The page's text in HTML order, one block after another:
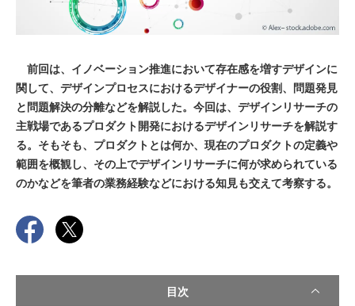
前回は、イノベーション推進において存在感を増すデザインに
関して、デザインプロセスにおけるデザイナーの役割、問題発見
と問題解決の分離などを解説した。今回は、デザインリサーチの
主戦場であるプロダクト開発におけるデザインリサーチを解説す
る。そもそも、プロダクトとは何か、現在のプロダクトの定義や
範囲を概観し、その上でデザインリサーチに何が求められている
のかなどを筆者の業務経験などにおける知見も交えて考察する。
目次